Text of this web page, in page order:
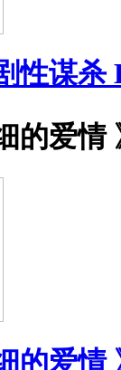
性谋
的爱
的爱